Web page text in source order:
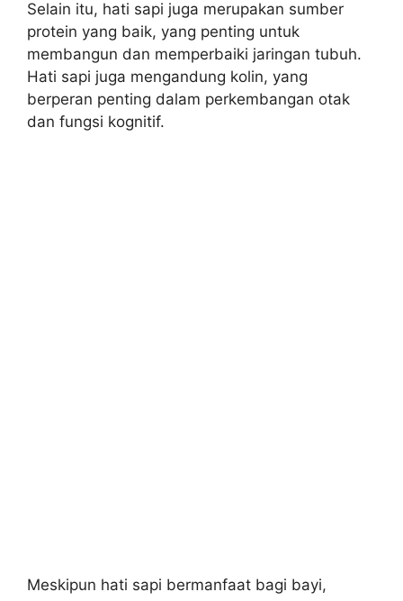
Selain itu, hati sapi juga merupakan sumber
protein yang baik, yang penting untuk
membangun dan memperbaiki jaringan tubuh.
Hati sapi juga mengandung kolin, yang
berperan penting dalam perkembangan otak
dan fungsi kognitif.
Meskipun hati sapi bermanfaat bagi bayi,